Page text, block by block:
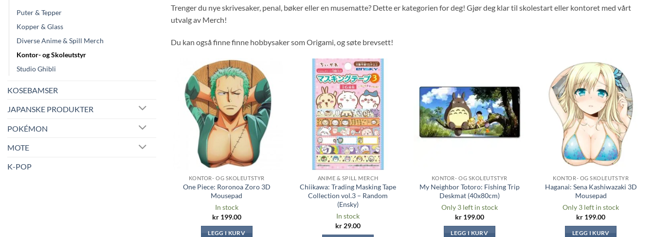
Puter & Tepper
Kopper & Glass
Diverse Anime & Spill Merch
Kontor- og Skoleutstyr
Studio Ghibli
KOSEBAMSER
JAPANSKE PRODUKTER
POKÉMON
MOTE
K-POP
Trenger du nye skrivesaker, penal, bøker eller en musematte? Dette er kategorien for deg! Gjør deg klar til skolestart eller kontoret med vårt
utvalg av Merch!
Du kan også finne finne hobbysaker som Origami, og søte brevsett!
Legg til i
ønskeliste
KONTOR- OG SKOLEUTSTYR
One Piece: Roronoa Zoro 3D
Mousepad
In stock
kr199.00
LEGG I KURV
Legg til i
ønskeliste
ANIME & SPILL MERCH
Chiikawa: Trading Masking Tape
Collection vol.3 – Random
(Ensky)
In stock
kr 29.00
ønskeliste
KONTOR- OG SKOLEUTSTYR
My Neighbor Totoro: Fishing Trip
Deskmat (40x80cm)
Only 3 left in stock
kr199.00
LEGG I KURV
Legg til i
ønskeliste
KONTOR- OG SKOLEUTSTYR
Haganai: Sena Kashiwazaki 3D
Mousepad
Only 3 left in stock
kr 199.00
LEGG I KURV